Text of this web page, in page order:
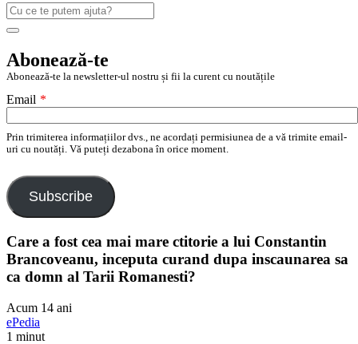
Caută
după:
Search
Abonează-te
Abonează-te la newsletter-ul nostru și fii la curent cu noutățile
Email *
Prin trimiterea informațiilor dvs., ne acordați permisiunea de a vă trimite email-
uri cu noutăți. Vă puteți dezabona în orice moment.
Subscribe
Care a fost cea mai mare ctitorie a lui Constantin
Brancoveanu, inceputa curand dupa inscaunarea sa
ca domn al Tarii Romanesti?
Acum 14 ani
ePedia
1 minut